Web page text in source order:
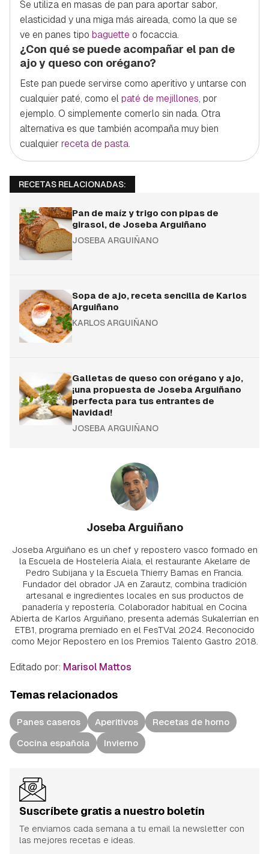
Se utiliza en masas de pan para aportar sabor,
elasticidad y una miga más aireada, como la que se
ve en panes tipo baguette o focaccia.
¿Con qué se puede acompañar el pan de
ajo y queso con orégano?
Este pan puede servirse como aperitivo y untarse con
cualquier paté, como elpaté de mejillones, por
ejemplo. O simplemente comerlo sin nada. Otra
alternativa es que también acompaña muy bien
cualquier receta de pasta.
RECETAS RELACIONADAS:
Pan de maíz y trigo con pipas de
girasol, de Joseba Arguiñano
JOSEBA ARGUIÑANO
Sopa de ajo, receta sencilla de Karlos
Arguiñano
KARLOS ARGUIÑANO
Galletas de queso con orégano y ajo,
¡una propuesta de Joseba Arguiñano
perfecta para tus entrantes de
Navidad!
JOSEBA ARGUIÑANO
Joseba Arguiñano
Joseba Arguiñano es un chef y repostero vasco formado en
la Escuela de Hostelería Aiala, el restaurante Akelarre de
Pedro Subijana y la Escuela Thierry Bamas en Francia.
Fundador del obrador JA en Zarautz, combina tradición
artesanal e ingredientes locales en sus productos de
panadería y repostería. Colaborador habitual en Cocina
Abierta de Karlos Arguiñano, presenta además Sukalerrian en
ETB1, programa premiado en el FesTVal 2024. Reconocido
como Mejor Repostero en los Premios Talento Gastro 2018.
Editado por: Marisol Mattos
Temas relacionados
Panes caseros Aperitivos
Recetas de horno
Cocina española
Invierno
Suscríbete gratis a nuestro boletín
Te enviamos cada semana a tu email la newsletter con
las mejores recetas e ideas.